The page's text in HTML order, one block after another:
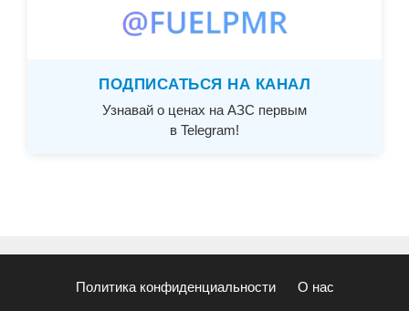
ПОДПИСАТЬСЯ НА КАНАЛ
Узнавай о ценах на АЗС первым
в Telegram!
Политика конфиденциальности О нас